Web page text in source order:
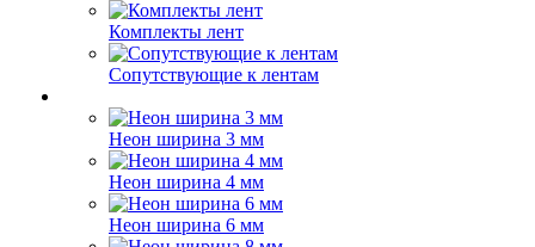
Комплекты лент
Сопутствующие к лентам
Неон ширина 3 мм
Неон ширина 4 мм
Неон ширина 6 мм